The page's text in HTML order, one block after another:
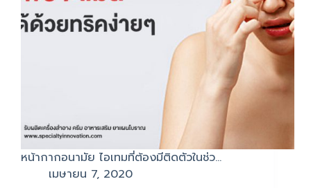
หน้ากากอนามัย ไอเทมที่ต้องมีติดตัวในช่ว…
เมษายน 7, 2020